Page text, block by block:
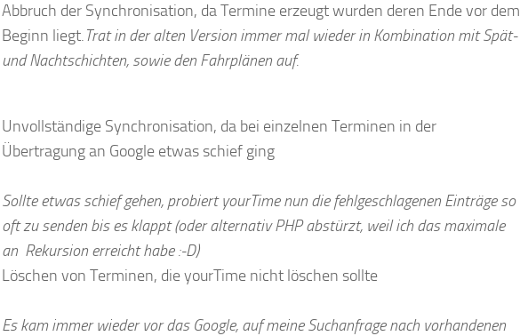
Abbruch der Synchronisation, da Termine erzeugt wurden deren Ende vor dem
Beginn liegt.Trat in der alten Version immer mal wieder in Kombination mit Spät-
und Nachtschichten, sowie den Fahrplänen auf.
Unvollständige Synchronisation, da bei einzelnen Terminen in der
Übertragung an Google etwas schief ging
Sollte etwas schief gehen, probiert yourTime nun die fehlgeschlagenen Einträge so
oft zu senden bis es klappt (oder alternativ PHP abstürzt, weil ich das maximale
an Rekursion erreicht habe :-D)
Löschen von Terminen, die yourTime nicht löschen sollte
Es kam immer wieder vor das Google, auf meine Suchanfrage nach vorhandenen